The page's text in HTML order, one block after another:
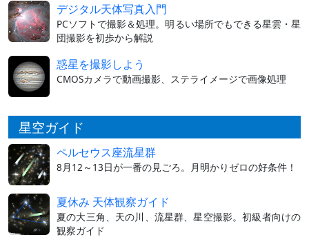
デジタル天体写真入門
PCソフトで撮影＆処理。明るい場所でもできる星雲・星
団撮影を初歩から解説
惑星を撮影しよう
CMOSカメラで動画撮影、ステライメージで画像処理
星空ガイド
ペルセウス座流星群
8月12～13日が一番の見ごろ。月明かりゼロの好条件！
夏休み 天体観察ガイド
夏の大三角、天の川、流星群、星空撮影。初級者向けの
観察ガイド